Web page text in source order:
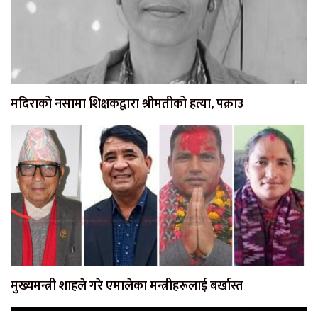
मदिराको नसामा शिक्षकद्वारा श्रीमतीको हत्या, पक्राउ
मुख्यमन्त्री शाहले गरे एमालेका मन्त्रीहरूलाई बर्खास्त